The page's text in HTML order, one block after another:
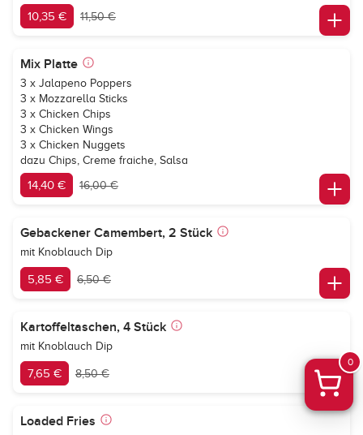
10,35 € 11,50 €
Mix Platte
3 x Jalapeno Poppers
3 x Mozzarella Sticks
3 x Chicken Chips
3 x Chicken Wings
3 x Chicken Nuggets
dazu Chips, Creme fraiche, Salsa
14,40 € 16,00 €
Gebackener Camembert, 2 Stück
mit Knoblauch Dip
5,85 € 6,50 €
Kartoffeltaschen, 4 Stück
mit Knoblauch Dip
7,65 € 8,50 €
Loaded Fries
0